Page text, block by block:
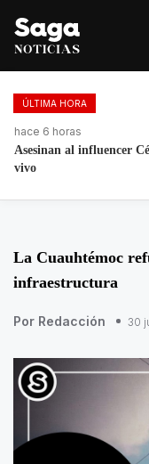
ÚLTIMA HORA
hace 6 horas
ALCALDÍA
E INMOBILIARIO
La Cuauhtémoc
infraestructura
Por Redacción 30